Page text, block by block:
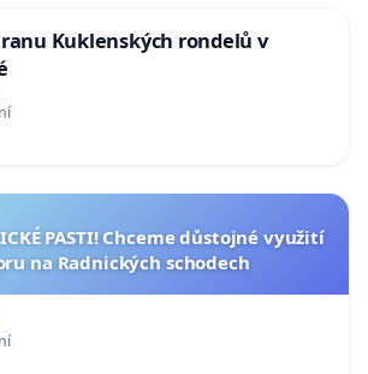
Kuklenských rondelů v
PASTI! Chceme důstojné využití
na Radnických schodech